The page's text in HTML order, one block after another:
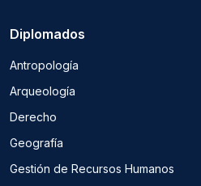
Diplomados
Antropología
Arqueología
Derecho
Geografía
Gestión de Recursos Humanos